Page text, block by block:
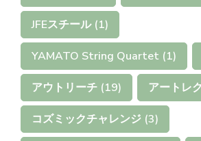
JFEスチール(1)
YAMATO String Quartet (1)
アウトリーチ (19) アートレ
コズミックチャレンジ (3)